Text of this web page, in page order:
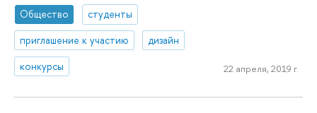
Общество
студенты
приглашение к участию
дизайн
конкурсы
22 апреля, 2019 г.